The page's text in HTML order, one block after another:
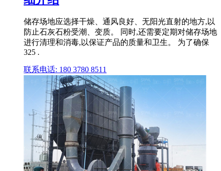
储存场地应选择干燥、通风良好、无阳光直射的地方,以
防止石灰石粉受潮、变质。 同时,还需要定期对储存场地
进行清理和消毒,以保证产品的质量和卫生。 为了确保
325 .
联系电话: 180 3780 8511